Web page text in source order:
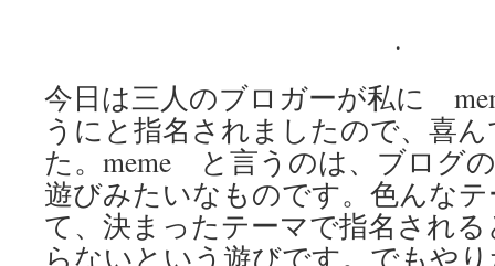
.
今日は三人のブロガーが私に
うにと指名されましたので、喜
た。meme と言うのは、ブログ
遊びみたいなものです。色んな
て、決まったテーマで指名され
らないという遊びです。でもや